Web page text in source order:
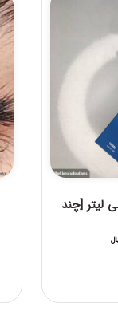
160 میلی لیتر [چند